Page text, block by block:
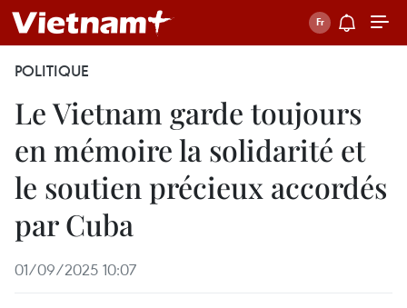
POLITIQUE
Le Vietnam garde toujours
en mémoire la solidarité et
le soutien précieux accordés
par Cuba
01/09/2025 10:07